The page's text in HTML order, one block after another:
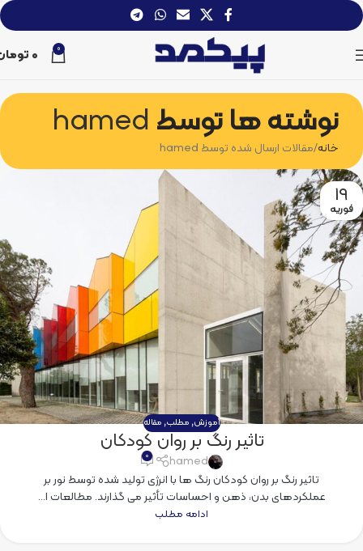
0
0
نوشته ها توسط hamed
خانه مقالات ارسال شده توسط hamed
19
فوریه
آموزش, مطلب, مقاله
تاثیر رنگ بر روان کودکان
hamed ۰
تاثیر رنگ بر روان کودکان رنگ ها با انرژی تولید شده توسط نور بر
عملکردهای بدن، ذهن و احساسات تأثیر می گذارند. مطالعات ا...
ادامه مطلب